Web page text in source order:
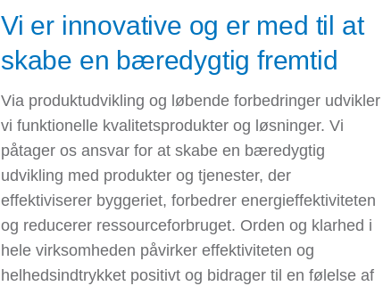
Vi er innovative og er med til at
skabe en bæredygtig fremtid
Via produktudvikling og løbende forbedringer udvikler
vi funktionelle kvalitetsprodukter og løsninger. Vi
påtager os ansvar for at skabe en bæredygtig
udvikling med produkter og tjenester, der
effektiviserer byggeriet, forbedrer energieffektiviteten
og reducerer ressourceforbruget. Orden og klarhed i
hele virksomheden påvirker effektiviteten og
helhedsindtrykket positivt og bidrager til en følelse af